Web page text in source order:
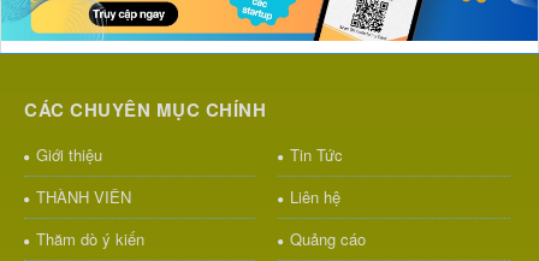
CÁC CHUYÊN MỤC CHÍNH
Giới thiệu
Tin Tức
THÀNH VIÊN
Liên hệ
Thăm dò ý kiến
Quảng cáo